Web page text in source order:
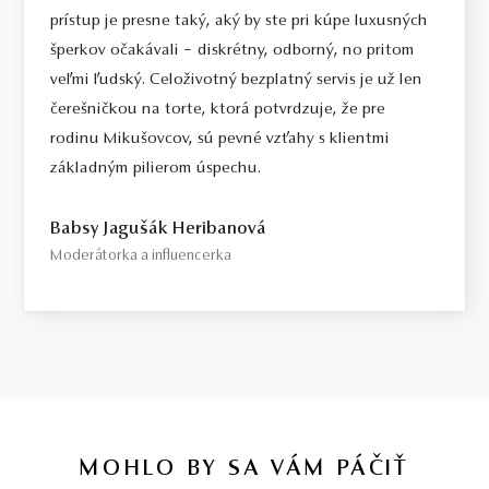
Select / náš tip
kvalitu za férovú cenu. Jedná sa o diamant bez akýchkoľvek
viditeľných kompromisov, starostlivo vybraný priamo na diamantovej
burze v Antverpách. Čistota SI1, farba H, výbrus Excellent,
fluorescencia Medium.
Top / vysoká kvalita
Diamant spĺňajúci najprísnejšie kritériá krásy, farby a čistoty. Pre
organizáciou na Slovensku, SGI.
V prípade kúpy diamantového
prístup je presne taký, aký by ste pri kúpe luxusných
šperkov očakávali – diskrétny, odborný, no pritom
veľmi ľudský. Celoživotný bezplatný servis je už len
čerešničkou na torte, ktorá potvrdzuje, že pre
rodinu Mikušovcov, sú pevné vzťahy s klientmi
základným pilierom úspechu.
Babsy Jagušák Heribanová
Moderátorka a influencerka
MOHLO BY SA VÁM PÁČIŤ